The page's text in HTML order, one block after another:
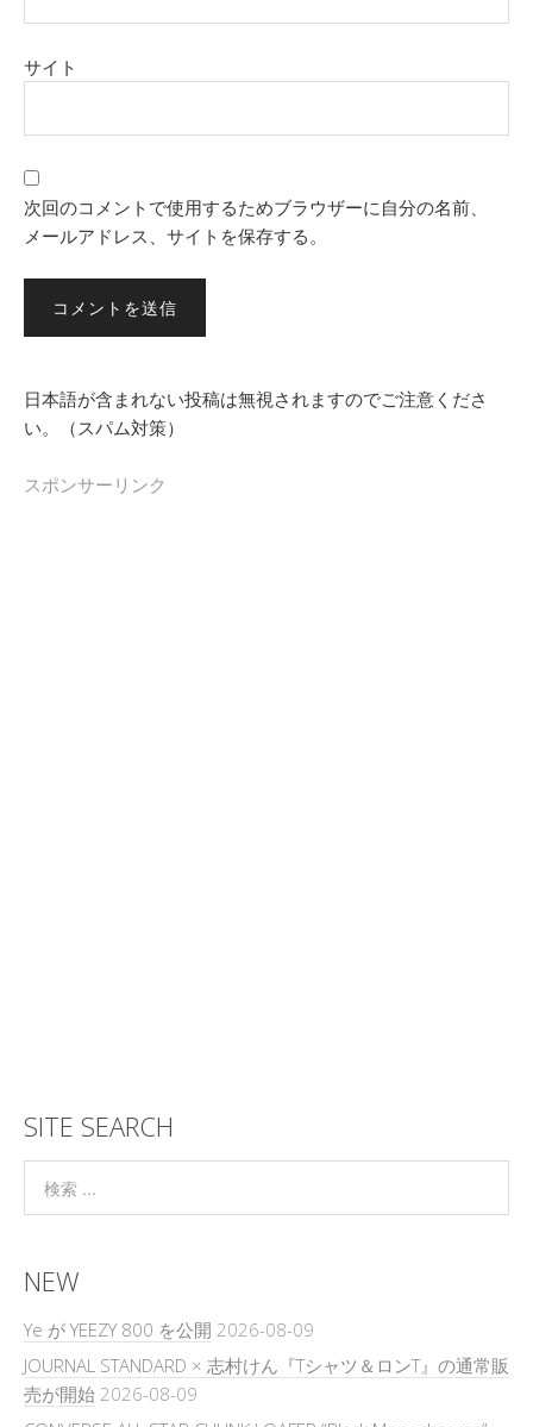
サイト
次回のコメントで使用するためブラウザーに自分の名前、
メールアドレス、サイトを保存する。
日本語が含まれない投稿は無視されますのでご注意くださ
い。（スパム対策）
スポンサーリンク
SITE SEARCH
NEW
Ye が YEEZY 800 を公開 2026-08-09
JOURNAL STANDARD × 志村けん『Tシャツ＆ロンT』の通常販
売が開始 2026-08-09